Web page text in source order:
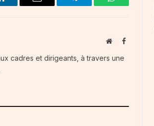
Email Telegram WhatsApp
WebsiteFacebook
cadres et dirigeants, à travers une